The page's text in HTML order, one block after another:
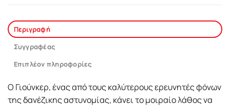
Περιγραφή
Συγγραφέας
Επιπλέον πληροφορίες
Ο Γιούνκερ, ένας από τους καλύτερους ερευνητές φόνων
της δανέζικης αστυνομίας, κάνει το μοιραίο λάθος να